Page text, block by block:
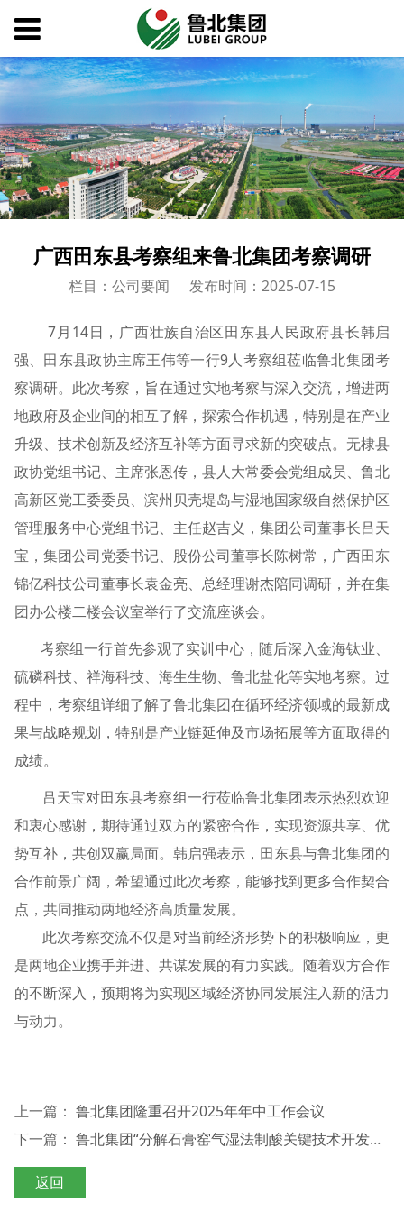
广西田东县考察组来鲁北集团考察调研
栏目：公司要闻 发布时间：2025-07-15
7月14日，广西壮族自治区田东县人民政府县长韩启
强、田东县政协主席王伟等一行9人考察组莅临鲁北集团考
察调研。此次考察，旨在通过实地考察与深入交流，增进两
地政府及企业间的相互了解，探索合作机遇，特别是在产业
升级、技术创新及经济互补等方面寻求新的突破点。无棣县
政协党组书记、主席张恩传，县人大常委会党组成员、鲁北
高新区党工委委员、滨州贝壳堤岛与湿地国家级自然保护区
管理服务中心党组书记、主任赵吉义，集团公司董事长吕天
宝，集团公司党委书记、股份公司董事长陈树常，广西田东
锦亿科技公司董事长袁金亮、总经理谢杰陪同调研，并在集
团办公楼二楼会议室举行了交流座谈会。
考察组一行首先参观了实训中心，随后深入金海钛业、
硫磷科技、祥海科技、海生生物、鲁北盐化等实地考察。过
程中，考察组详细了解了鲁北集团在循环经济领域的最新成
果与战略规划，特别是产业链延伸及市场拓展等方面取得的
成绩。
吕天宝对田东县考察组一行莅临鲁北集团表示热烈欢迎
和衷心感谢，期待通过双方的紧密合作，实现资源共享、优
势互补，共创双赢局面。韩启强表示，田东县与鲁北集团的
合作前景广阔，希望通过此次考察，能够找到更多合作契合
点，共同推动两地经济高质量发展。
此次考察交流不仅是对当前经济形势下的积极响应，更
是两地企业携手并进、共谋发展的有力实践。随着双方合作
的不断深入，预期将为实现区域经济协同发展注入新的活力
与动力。
上一篇： 鲁北集团隆重召开2025年年中工作会议
下一篇： 鲁北集团“分解石膏窑气湿法制酸关键技术开发和产业化”通过科技成果鉴定
返回